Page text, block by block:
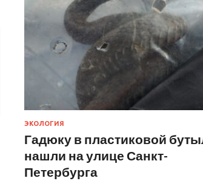
ЭКОЛОГИЯ
Гадюку в пластиковой
нашли на улице Санкт-
Петербурга